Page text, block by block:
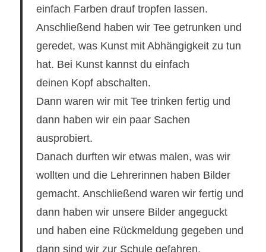
einfach Farben drauf tropfen lassen.
Anschließend haben wir Tee getrunken und
geredet, was Kunst mit Abhängigkeit zu tun
hat. Bei Kunst kannst du einfach
deinen Kopf abschalten.
Dann waren wir mit Tee trinken fertig und
dann haben wir ein paar Sachen
ausprobiert.
Danach durften wir etwas malen, was wir
wollten und die Lehrerinnen haben Bilder
gemacht. Anschließend waren wir fertig und
dann haben wir unsere Bilder angeguckt
und haben eine Rückmeldung gegeben und
dann sind wir zur Schule gefahren.